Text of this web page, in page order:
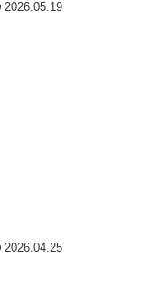
2026.05.19
2026.04.25